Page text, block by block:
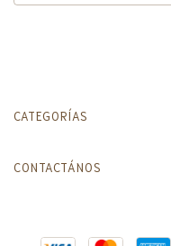
CATEGORÍAS
CONTACTÁNOS